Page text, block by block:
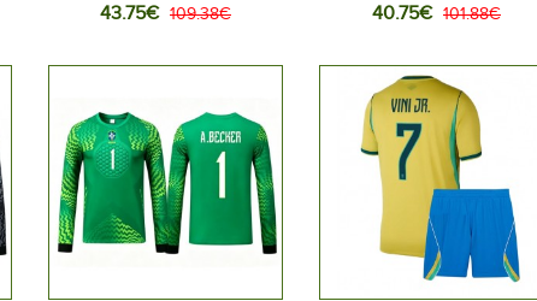
Vieraspeliasu MM-kisat 2026
housut)
43.75€ 109.38€
Lasten Kotipeliasu MM-kisat
housut)
40.75€ 101.88€